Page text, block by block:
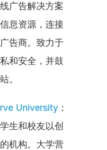
广告解决方案
息资源，连接
告商。致力于
和安全，并鼓
。
University ：
生和校友以创
机构。大学营